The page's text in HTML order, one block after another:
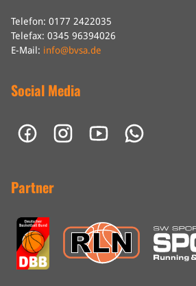
Telefon: 0177 2422035
Telefax: 0345 96394026
E-Mail: info@bvsa.de
Social Media
Partner